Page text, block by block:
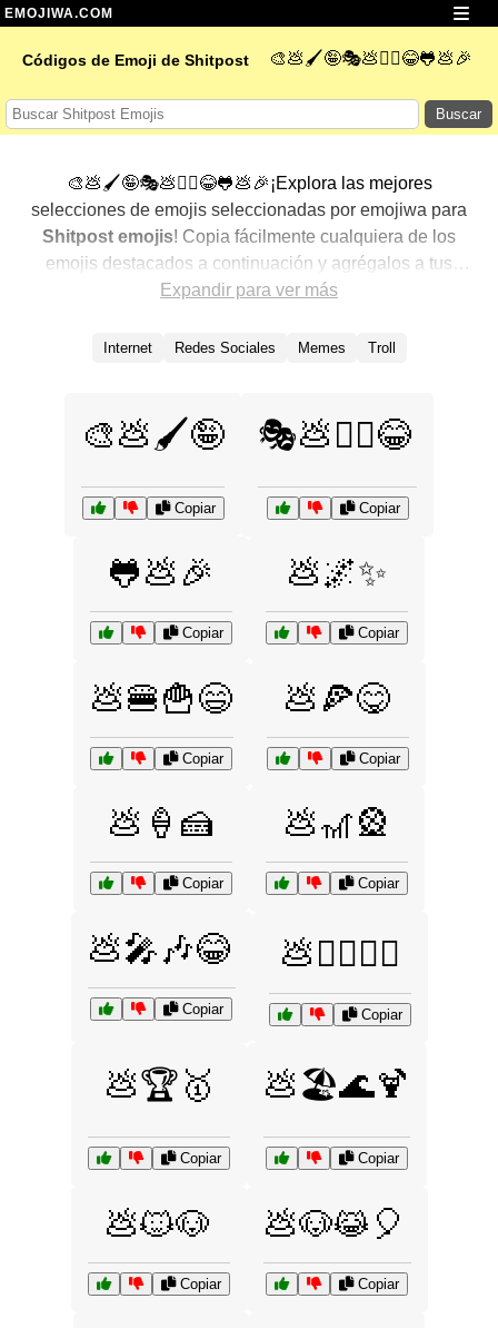
EMOJIWA.COM
Códigos de Emoji de Shitpost 🎨💩🖌️🤪🎭💩🧙‍♂️😂🐸💩🎉
Buscar
🎨💩🖌️🤪🎭💩🧙‍♂️😂🐸💩🎉¡Explora las mejores
selecciones de emojis seleccionadas por emojiwa para
Shitpost emojis! Copia fácilmente cualquiera de los
emojis destacados a continuación y agrégalos a tus
conversaciones para un toque personalizado. Hemos
mostrando primero los más populares. ¿Buscas más?
Expandir para ver más
Internet Redes Sociales Memes Troll
🎨💩🖌️🤪
Copiar
🎭💩🧙‍♂️😂
Copiar
🐸💩🎉
Copiar
💩🌌✨
Copiar
💩🍔🍟😄
Copiar
💩🍕😋
Copiar
💩🍦🍰
Copiar
💩🎢🎡
Copiar
💩🎤🎶😂
Copiar
💩🏄‍♂️🏄‍♀️
Copiar
💩🏆🥇
Copiar
💩🏖️🌊🍹
Copiar
💩🐱🐶
Copiar
💩🐶😹🎈
Copiar